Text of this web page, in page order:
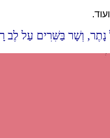
וְשָׁר בַּשִּׁרִים עַל לֶב